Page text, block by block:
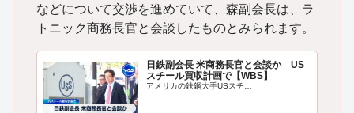
などについて交渉を進めていて、森副会長は、ラ
トニック商務長官と会談したものとみられます。
日鉄副会長 米商務長官と会談か US
スチール買収計画で【WBS】
アメリカの鉄鋼大手USスチ…